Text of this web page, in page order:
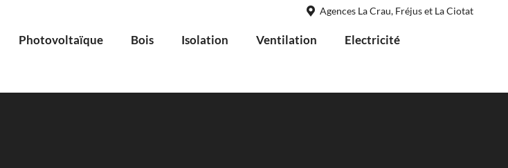
Agences La Crau, Fréjus et La Ciotat
Photovoltaïque Bois Isolation Ventilation Electricité